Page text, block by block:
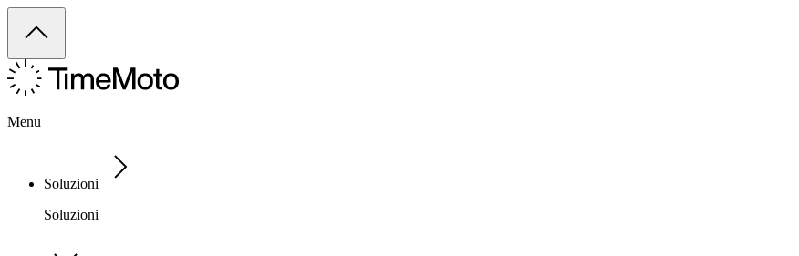
Menu
Soluzioni
Soluzioni